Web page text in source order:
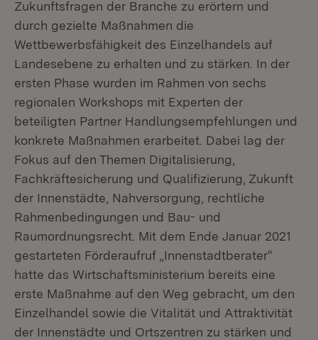
Zukunftsfragen der Branche zu erörtern und
durch gezielte Maßnahmen die
Wettbewerbsfähigkeit des Einzelhandels auf
Landesebene zu erhalten und zu stärken. In der
ersten Phase wurden im Rahmen von sechs
regionalen Workshops mit Experten der
beteiligten Partner Handlungsempfehlungen und
konkrete Maßnahmen erarbeitet. Dabei lag der
Fokus auf den Themen Digitalisierung,
Fachkräftesicherung und Qualifizierung, Zukunft
der Innenstädte, Nahversorgung, rechtliche
Rahmenbedingungen und Bau- und
Raumordnungsrecht. Mit dem Ende Januar 2021
gestarteten Förderaufruf „Innenstadtberater“
hatte das Wirtschaftsministerium bereits eine
erste Maßnahme auf den Weg gebracht, um den
Einzelhandel sowie die Vitalität und Attraktivität
der Innenstädte und Ortszentren zu stärken und